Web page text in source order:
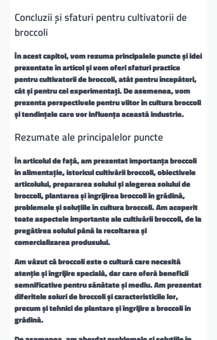
Concluzii și sfaturi pentru cultivatorii de
broccoli
În acest capitol, vom rezuma principalele puncte și idei
prezentate în articol și vom oferi sfaturi practice
pentru cultivatorii de broccoli, atât pentru începători,
cât și pentru cei experimentați. De asemenea, vom
prezenta perspectivele pentru viitor în cultura broccoli
și tendințele care vor influența această industrie.
Rezumate ale principalelor puncte
În articolul de față, am prezentat importanța broccoli
în alimentație, istoricul cultivării broccoli, obiectivele
articolului, prepararea solului și alegerea soiului de
broccoli, plantarea și îngrijirea broccoli în grădină,
problemele și soluțiile în cultura broccoli. Am acoperit
toate aspectele importante ale cultivării broccoli, de la
pregătirea solului până la recoltarea și
comercializarea produsului.
Am văzut că broccoli este o cultură care necesită
atenție și îngrijire specială, dar care oferă beneficii
semnificative pentru sănătate și mediu. Am prezentat
diferitele soiuri de broccoli și caracteristicile lor,
precum și tehnici de plantare și îngrijire a broccoli în
grădină.